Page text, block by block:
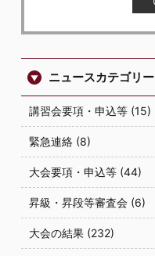
ニュースカテゴリー
講習会要項・申込等 (15)
緊急連絡 (8)
大会要項・申込等 (44)
昇級・昇段等審査会 (6)
大会の結果 (232)